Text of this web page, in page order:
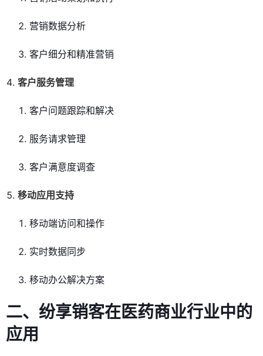
营销数据分析
客户细分和精准营销
客户服务管理
客户问题跟踪和解决
服务请求管理
客户满意度调查
移动应用支持
移动端访问和操作
实时数据同步
移动办公解决方案
二、纷享销客在医药商业行业中的
应用